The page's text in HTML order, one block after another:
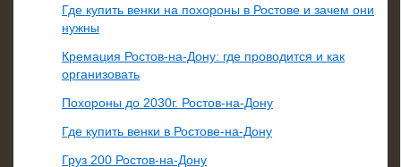
Где купить венки на похороны в Ростове и зачем они
нужны
Кремация Ростов-на-Дону: где проводится и как
организовать
Похороны до 2030г. Ростов-на-Дону
Где купить венки в Ростове-на-Дону
Груз 200 Ростов-на-Дону